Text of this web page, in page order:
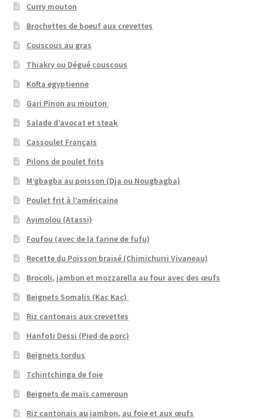
Curry mouton
Brochettes de boeuf aux crevettes
Couscous au gras
Thiakry ou Dégué couscous
Kofta egyptienne
Gari Pinon au mouton
Salade d’avocat et steak
Cassoulet Français
Pilons de poulet frits
M’gbagba au poisson (Dja ou Nougbagba)
Poulet frit à l’américaine
Ayimolou (Atassi)
Foufou (avec de la farine de fufu)
Recette du Poisson braisé (Chimichurri Vivaneau)
Brocoli, jambon et mozzarella au four avec des œufs
Beignets Somalis (Kac Kac)
Riz cantonais aux crevettes
Hanfoti Dessi (Pied de porc)
Beignets tordus
Tchintchinga de foie
Beignets de maïs cameroun
Riz cantonais au jambon, au foie et aux œufs